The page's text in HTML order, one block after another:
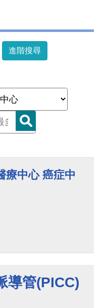
進階搜尋
療中心 癌症中
導管(PICC)